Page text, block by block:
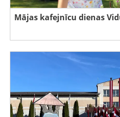
Mājas kafejnīcu dienas